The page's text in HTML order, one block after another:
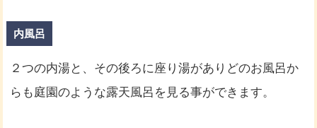
内風呂
２つの内湯と、その後ろに座り湯がありどのお風呂か
らも庭園のような露天風呂を見る事ができます。